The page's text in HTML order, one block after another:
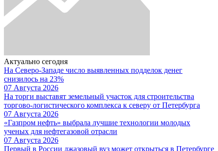
Актуально сегодня
На Северо-Западе число выявленных подделок денег
снизилось на 23%
07 Августа 2026
На торги выставят земельный участок для строительства
торгово-логистического комплекса к северу от Петербурга
07 Августа 2026
«Газпром нефть» выбрала лучшие технологии молодых
ученых для нефтегазовой отрасли
07 Августа 2026
Первый в России джазовый вуз может открыться в Петербурге